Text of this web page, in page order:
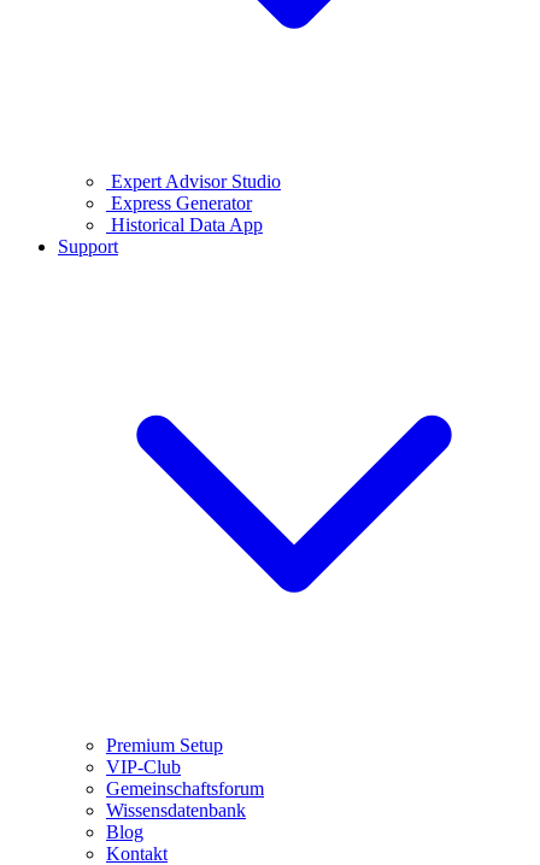
Expert Advisor Studio
Express Generator
Historical Data App
Support
Premium Setup
VIP-Club
Gemeinschaftsforum
Wissensdatenbank
Blog
Kontakt